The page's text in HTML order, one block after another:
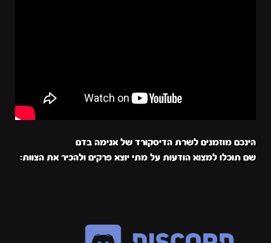
הינכם מוזמנים לשרת הדיסקורד של אנימה בדם
שם תוכלו למצוא הודעות על מתי יוצא פרקים ולהכיר את הצוות: